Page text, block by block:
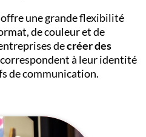
une grande flexibilité
de couleur et de
decréer des
à leur identité
de communication.